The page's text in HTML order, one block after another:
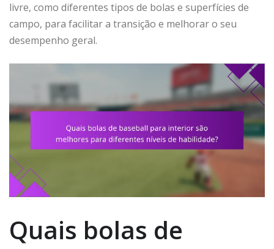
livre, como diferentes tipos de bolas e superfícies de
campo, para facilitar a transição e melhorar o seu
desempenho geral.
Quais bolas de